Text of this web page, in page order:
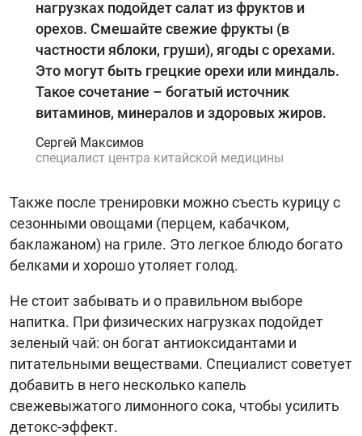
нагрузках подойдет салат из фруктов и
орехов. Смешайте свежие фрукты (в
частности яблоки, груши), ягоды с орехами.
Это могут быть грецкие орехи или миндаль.
Такое сочетание – богатый источник
витаминов, минералов и здоровых жиров.
Сергей Максимов
специалист центра китайской медицины
Также после тренировки можно съесть курицу с
сезонными овощами (перцем, кабачком,
баклажаном) на гриле. Это легкое блюдо богато
белками и хорошо утоляет голод.
Не стоит забывать и о правильном выборе
напитка. При физических нагрузках подойдет
зеленый чай: он богат антиоксидантами и
питательными веществами. Специалист советует
добавить в него несколько капель
свежевыжатого лимонного сока, чтобы усилить
детокс-эффект.